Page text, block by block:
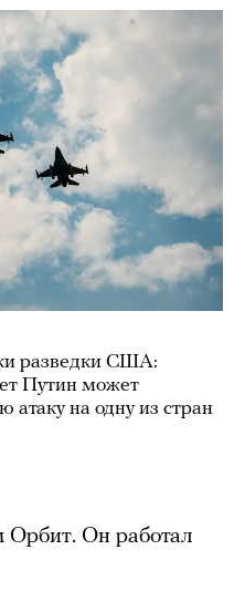
разведки США:
Путин может
атаку на одну из стран
Он работал